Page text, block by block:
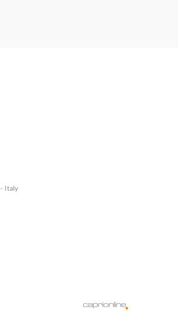
- Italy